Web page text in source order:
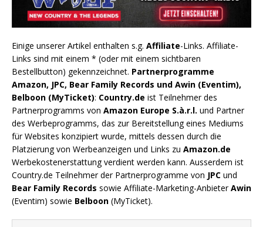
Einige unserer Artikel enthalten s.g. Affiliate-Links. Affiliate-
Links sind mit einem * (oder mit einem sichtbaren
Bestellbutton) gekennzeichnet. Partnerprogramme
Amazon, JPC, Bear Family Records und Awin (Eventim),
Belboon (MyTicket): Country.de ist Teilnehmer des
Partnerprogramms von Amazon Europe S.à.r.l. und Partner
des Werbeprogramms, das zur Bereitstellung eines Mediums
für Websites konzipiert wurde, mittels dessen durch die
Platzierung von Werbeanzeigen und Links zu Amazon.de
Werbekostenerstattung verdient werden kann. Ausserdem ist
Country.de Teilnehmer der Partnerprogramme von JPC und
Bear Family Records sowie Affiliate-Marketing-AnbieterAwin
(Eventim) sowie Belboon (MyTicket).